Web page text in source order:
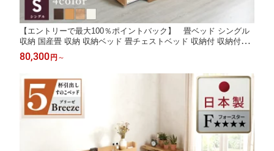
【エントリーで最大100％ポイントバック】 畳ベッド シングル
収納 国産畳 収納 収納ベッド 畳チェストベッド 収納付 収納付き
引出レール付き 引き出し付きベッド 日本製 国産フレーム 5杯引
出 収納畳ベッド ヘッドレス シングル 暁月 あかつき
80,300円 ～